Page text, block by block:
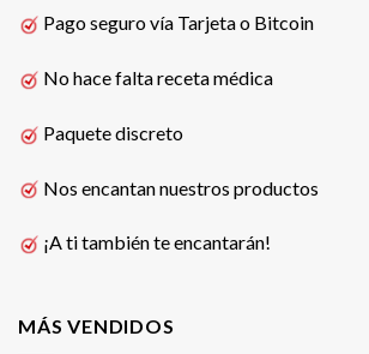
Pago seguro vía Tarjeta o Bitcoin
No hace falta receta médica
Paquete discreto
Nos encantan nuestros productos
¡A ti también te encantarán!
MÁS VENDIDOS